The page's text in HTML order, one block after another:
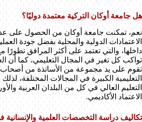
هل جامعة أوكان التركية معتمدة دوليًا؟
نعم، تمكنت جامعة أوكان من الحصول على
الاعتمادات الدولية والمحلية بفضل جودة
داخلها، والتي تعتمد على أكثر المرافق تطورًا
تواكب كل تغير في المجال التعليمي، كما أن
تقوم على يد مجموعة من الأساتذة من أصحاب
التعليمية الكبيرة في المجالات المختلفة،
التعليم العالي في كل من البلدان العربية
الاعتماد الأكاديمي.
تكاليف دراسة التخصصات العلمية والإنسانية